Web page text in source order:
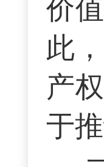
价
此
产
于